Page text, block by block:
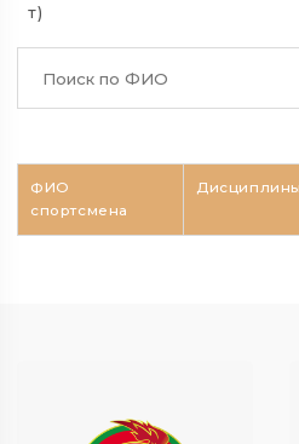
т)
ФИО
спортсмена
Дисциплины